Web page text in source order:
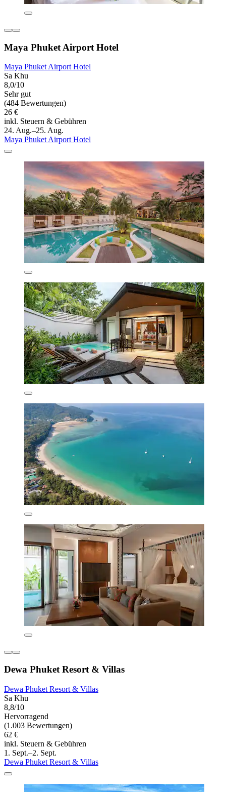
Maya Phuket Airport Hotel
Maya Phuket Airport Hotel
Sa Khu
8,0/10
Sehr gut
(484 Bewertungen)
26 €
inkl. Steuern & Gebühren
24. Aug.–25. Aug.
Maya Phuket Airport Hotel
Dewa Phuket Resort & Villas
Dewa Phuket Resort & Villas
Sa Khu
8,8/10
Hervorragend
(1.003 Bewertungen)
62 €
inkl. Steuern & Gebühren
1. Sept.–2. Sept.
Dewa Phuket Resort & Villas